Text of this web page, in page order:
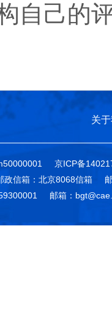
自己的
关
京ICP备
政信箱：北京8068信箱
邮箱：